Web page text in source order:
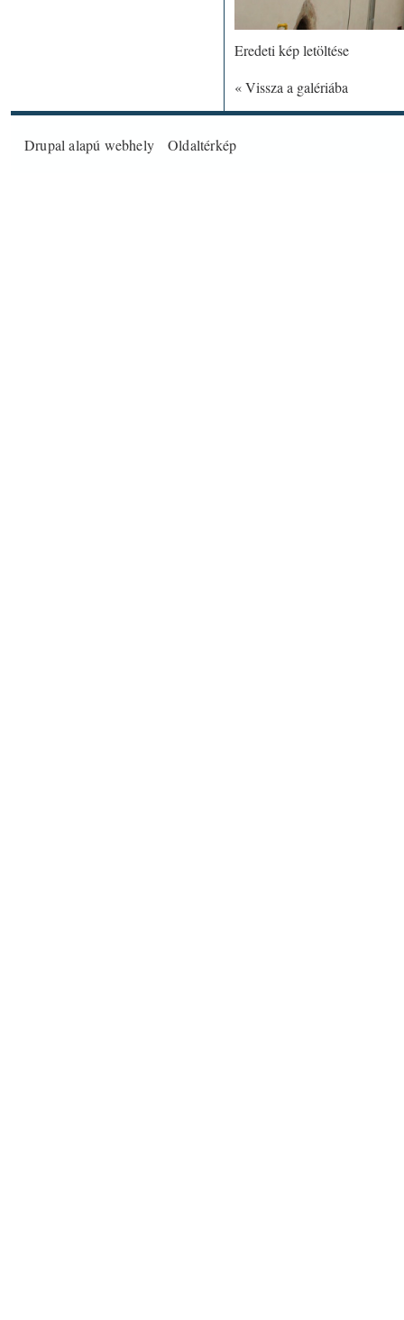
Eredeti kép letöltése
« Vissza a galériába
Drupal alapú webhely Oldaltérkép